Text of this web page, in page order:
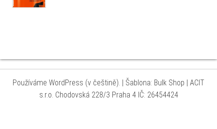
Používáme WordPress (v češtině). | Šablona: Bulk Shop | ACIT
s.r.o. Chodovská 228/3 Praha 4 IČ: 26454424